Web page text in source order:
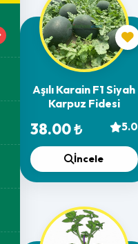
Aşılı Karain F1 Siyah
Karpuz Fidesi
38.00 ₺ 5.0
İncele